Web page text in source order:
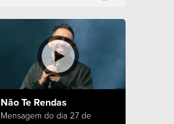
Não Te Rendas
Mensagem do dia 27 de